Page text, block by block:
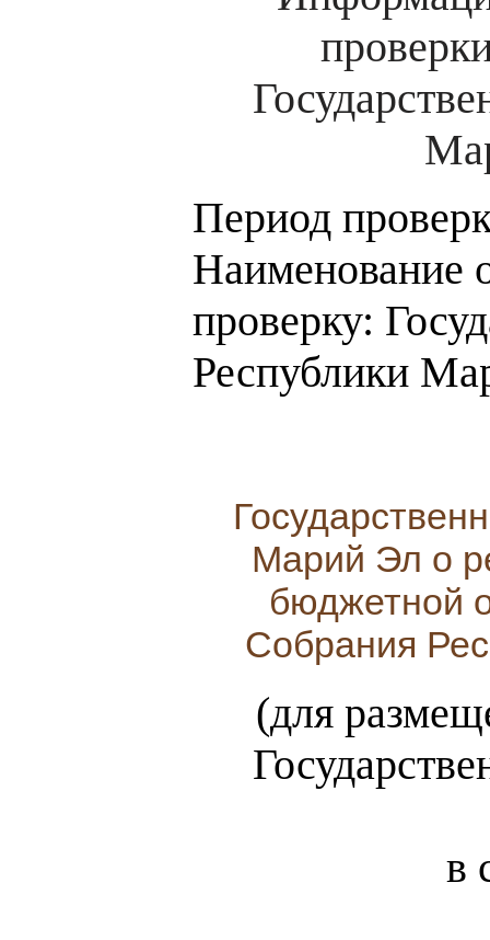
Период
Наименование
проверку:
Республики
Марий Эл о
бюджетной
Собрания
(для
в